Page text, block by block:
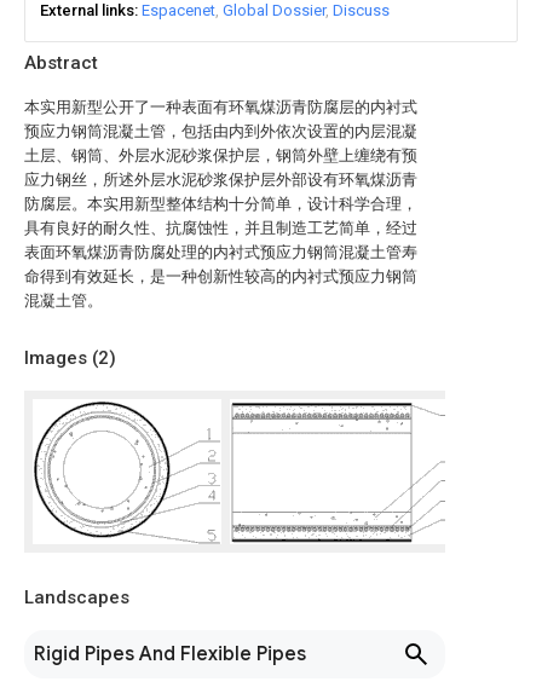
Abstract
本实用新型公开了一种表面有环氧煤沥青防腐层的内衬式
预应力钢筒混凝土管，包括由内到外依次设置的内层混凝
土层、钢筒、外层水泥砂浆保护层，钢筒外壁上缠绕有预
应力钢丝，所述外层水泥砂浆保护层外部设有环氧煤沥青
防腐层。本实用新型整体结构十分简单，设计科学合理，
具有良好的耐久性、抗腐蚀性，并且制造工艺简单，经过
表面环氧煤沥青防腐处理的内衬式预应力钢筒混凝土管寿
命得到有效延长，是一种创新性较高的内衬式预应力钢筒
混凝土管。
Images (2)
Landscapes
Rigid Pipes And Flexible Pipes
External links Espacenet Global Dossier Discuss